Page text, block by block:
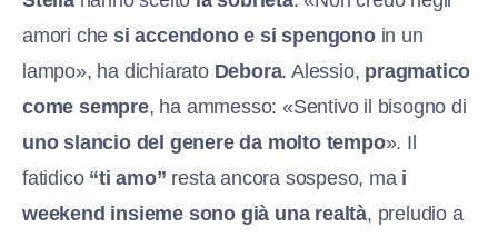
amori chesi accendono e si spengonoin un
lampo», ha dichiarato Debora. Alessio, pragmatico
come sempre, ha ammesso: «Sentivo il bisogno di
uno slancio del genere da molto tempo». Il
fatidico “ti amo” resta ancora sospeso, ma i
weekend insieme sono già una realtà, preludio a